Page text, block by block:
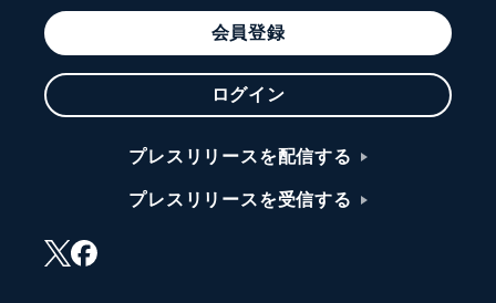
会員登録
ログイン
プレスリリースを配信する
プレスリリースを受信する